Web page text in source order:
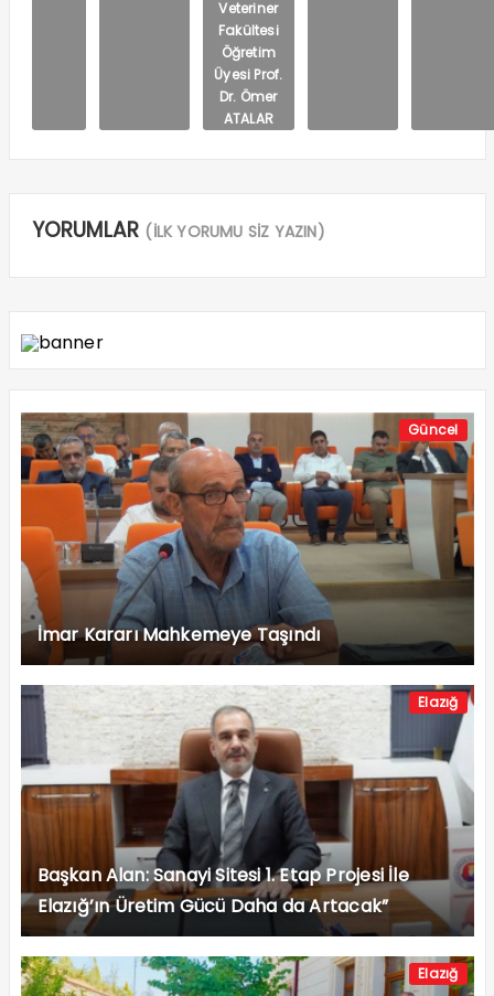
Veteriner
Fakültesi
Öğretim
Üyesi Prof.
Dr. Ömer
ATALAR
YORUMLAR (İLK YORUMU SİZ YAZIN)
Güncel
İmar Kararı Mahkemeye Taşındı
Elazığ
Başkan Alan: Sanayi Sitesi 1. Etap Projesi İle
Elazığ’ın Üretim Gücü Daha da Artacak”
Elazığ